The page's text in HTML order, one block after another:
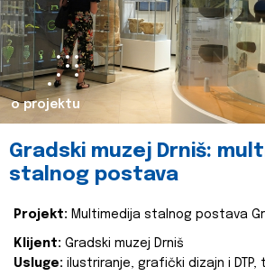
o projektu
Gradski muzej Drniš:
stalnog postava
Projekt: Multimedija stalnog postava
Klijent: Gradski muzej Drniš
Usluge: ilustriranje, grafički dizajn i